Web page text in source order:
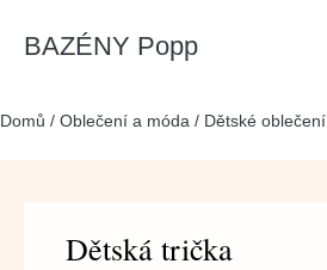
BAZÉNY Popp
Domů / Oblečení a móda / Dětské oblečení
Dětská trička